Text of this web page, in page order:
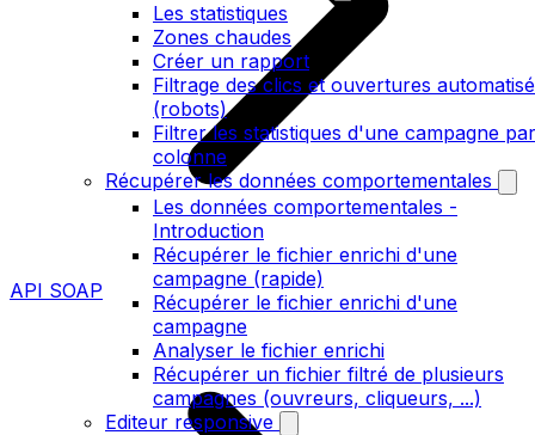
Les statistiques
Zones chaudes
Créer un rapport
Filtrage des clics et ouvertures
(robots)
Filtrer les statistiques d'une campagne par
colonne
Récupérer les données comportementales
Les données comportementales -
Introduction
Récupérer le fichier enrichi d'une
campagne (rapide)
Récupérer le fichier enrichi d'une
campagne
Analyser le fichier enrichi
Récupérer un fichier filtré de plusieurs
campagnes (ouvreurs, cliqueurs, ...)
Editeur responsive
API SOAP